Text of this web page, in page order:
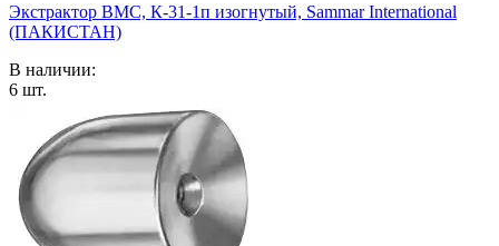
Экстрактор ВМС, К-31-1п изогнутый, Sammar International
(ПАКИСТАН)
В наличии:
6 шт.